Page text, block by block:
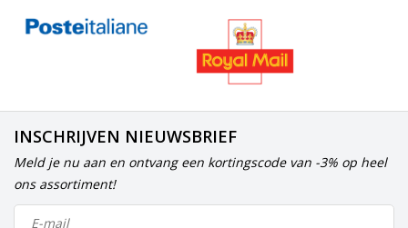
INSCHRIJVEN NIEUWSBRIEF
Meld je nu aan en ontvang een kortingscode van -3% op heel
ons assortiment!